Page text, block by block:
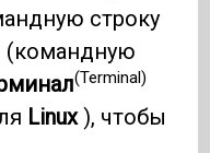
строку
(командную
(Terminal)
Linux), чтобы